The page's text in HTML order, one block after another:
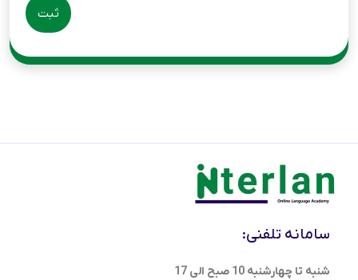
سامانه تلفنی:
شنبه تا چهارشنبه 10 صبح الی 17